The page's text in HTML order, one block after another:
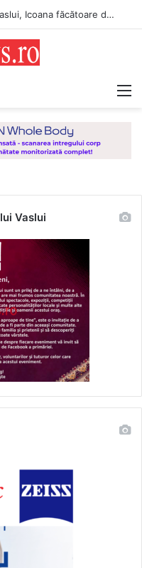
Direcţia de Sănătate Publică Vaslui: Recomandări pentru populație pentru perioada cu temperaturi extreme
Vaslui